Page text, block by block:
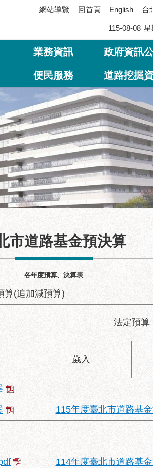
網站導覽 回首頁 English 台
115-08-08 星
業務資訊 政府資訊
便民服務 道路挖掘
市道路基金預決算
各年度預算、決算表
算(追加減預算)
法定預算
歲入
115年度臺北市道路基
114年度臺北市道路基